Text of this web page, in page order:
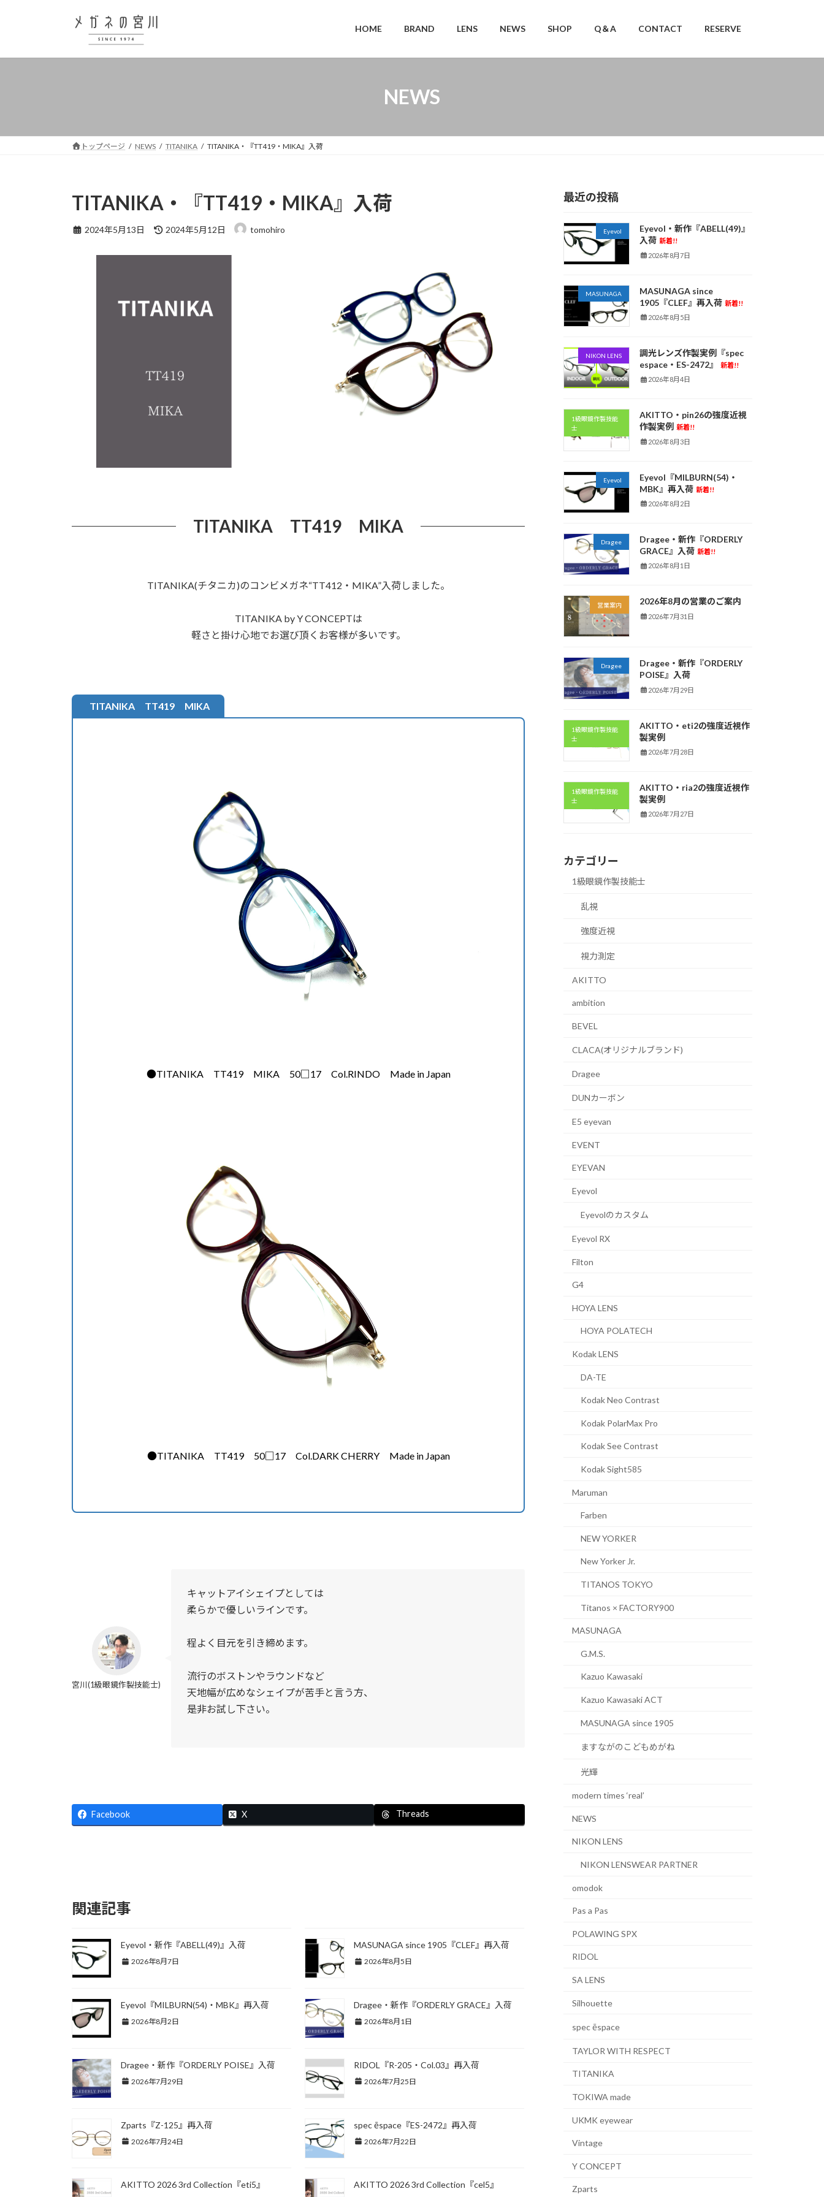
プ
動
HOME BRAND LENS NEWS SHOP Q＆A CONTACT RESERVE
NEWS
トップページ NEWS TITANIKA TITANIKA・『TT419・MIKA』入荷
TITANIKA・『TT419・MIKA』入荷
2024年5月13日
最
:
2024年5月12日 tomohiro
TITANIKA TT419 MIKA
TITANIKA(チタニカ)のコンビメガネ“TT412・MIKA”入荷しました。
TITANIKA by Y CONCEPTは
軽さと掛け心地でお選び頂くお客様が多いです。
TITANIKA TT419 MIKA
●TITANIKA TT419 MIKA 50□17 Col.RINDO Made in Japan
●TITANIKA TT419 50□17 Col.DARK CHERRY Made in Japan
宮川(1級眼鏡作製技能士)
キャットアイシェイプとしては
柔らかで優しいラインです。
程よく目元を引き締めます。
流行のボストンやラウンドなど
天地幅が広めなシェイプが苦手と言う方、
是非お試し下さい。
Facebook X Threads
関連記事
Eyevol・新作『ABELL(49)』入荷
2026年8月7日
MASUNAGA since 1905『CLEF』再入荷
2026年8月5日
Eyevol『MILBURN(54)・MBK』再入荷
2026年8月2日
Dragee・新作『ORDERLY GRACE』入荷
2026年8月1日
Dragee・新作『ORDERLY POISE』入荷
2026年7月29日
RIDOL『R-205・Col.03』再入荷
2026年7月25日
Zparts『Z-125』再入荷
2026年7月24日
spec ēspace『ES-2472』再入荷
2026年7月22日
AKITTO 2026 3rd Collection『eti5』 AKITTO 2026 3rd Collection『cel5』
最近の投稿
Eyevol
Eyevol・新作『ABELL(49)』
入荷 新着!!
2026年8月7日
MASUNAGA
MASUNAGA since
1905『CLEF』再入荷 新着!!
2026年8月5日
NIKON LENS
調光レンズ作製実例『spec
espace・ES-2472』
新着!!
2026年8月4日
1級眼鏡作製技能
士
AKITTO・pin26の強度近視
作製実例 新着!!
2026年8月3日
Eyevol
Eyevol『MILBURN(54)・
MBK』再入荷 新着!!
2026年8月2日
Dragee
Dragee・新作『ORDERLY
GRACE』入荷 新着!!
2026年8月1日
営業案内 2026年8月の営業のご案内
2026年7月31日
Dragee
Dragee・新作『ORDERLY
POISE』入荷
2026年7月29日
1級眼鏡作製技能
士
AKITTO・eti2の強度近視作
製実例
2026年7月28日
1級眼鏡作製技能
士
AKITTO・ria2の強度近視作
製実例
2026年7月27日
カテゴリー
1級眼鏡作製技能士
乱視
強度近視
視力測定
AKITTO
ambition
BEVEL
CLACA(オリジナルブランド)
Dragee
DUNカーボン
E5 eyevan
EVENT
EYEVAN
Eyevol
Eyevolのカスタム
Eyevol RX
Filton
G4
HOYA LENS
HOYA POLATECH
Kodak LENS
DA-TE
Kodak Neo Contrast
Kodak PolarMax Pro
Kodak See Contrast
Kodak Sight585
Maruman
Farben
NEW YORKER
New Yorker Jr.
TITANOS TOKYO
Titanos × FACTORY900
MASUNAGA
G.M.S.
Kazuo Kawasaki
Kazuo Kawasaki ACT
MASUNAGA since 1905
ますながのこどもめがね
光輝
modern times ‘real’
NEWS
NIKON LENS
NIKON LENSWEAR PARTNER
omodok
Pas a Pas
POLAWING SPX
RIDOL
SA LENS
Silhouette
spec ēspace
TAYLOR WITH RESPECT
TITANIKA
TOKIWA made
UKMK eyewear
Vintage
Y CONCEPT
Zparts